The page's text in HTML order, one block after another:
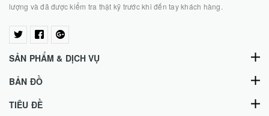
lượng và đã được kiểm tra thật kỹ trước khi đến tay khách hàng.
SẢN PHẨM & DỊCH VỤ
BẢN ĐỒ
TIÊU ĐỀ